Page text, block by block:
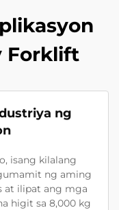
Forklift
ng
isang kilalang
ng aming
at ilipat ang mga
higit sa 8,000 kg